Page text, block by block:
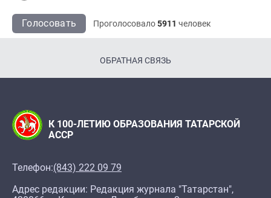
Голосовать Проголосовало5911 человек
ОБРАТНАЯ СВЯЗЬ
К 100-ЛЕТИЮ ОБРАЗОВАНИЯ ТАТАРСКОЙ
АССР
Телефон:(843) 222 09 79
Адрес редакции: Редакция журнала "Татарстан",